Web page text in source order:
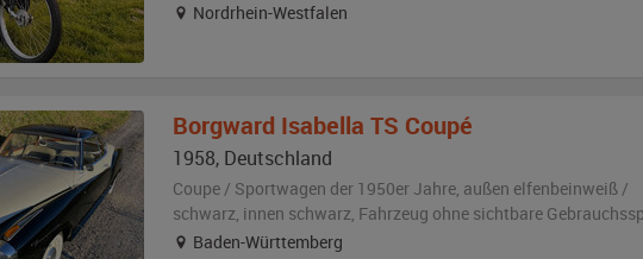
Nordrhein-Westfalen
Borgward Isabella TS Coupé
1958, Deutschland
Coupe / Sportwagen der 1950er Jahre, außen elfenbeinweiß /
schwarz, innen schwarz, Fahrzeug ohne sichtbare
Baden-Württemberg